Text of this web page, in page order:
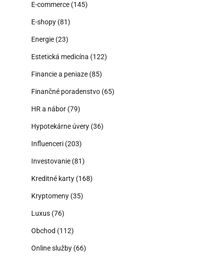
E-commerce (145)
E-shopy (81)
Energie (23)
Estetická medicína (122)
Financie a peniaze (85)
Finančné poradenstvo (65)
HR a nábor (79)
Hypotekárne úvery (36)
Influenceri (203)
Investovanie (81)
Kreditné karty (168)
Kryptomeny (35)
Luxus (76)
Obchod (112)
Online služby (66)